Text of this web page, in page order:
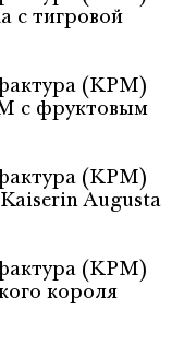
с тигровой
(KPM)
с фруктовым
(KPM)
Augusta
(KPM)
короля